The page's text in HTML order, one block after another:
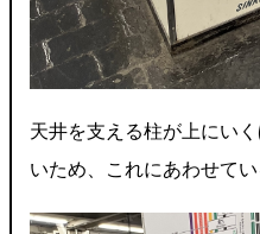
天井を支える柱が上にい
いため、これにあわせてい